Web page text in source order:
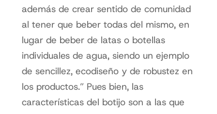
además de crear sentido de comunidad
al tener que beber todas del mismo, en
lugar de beber de latas o botellas
individuales de agua, siendo un ejemplo
de sencillez, ecodiseño y de robustez en
los productos.” Pues bien, las
características del botijo son a las que